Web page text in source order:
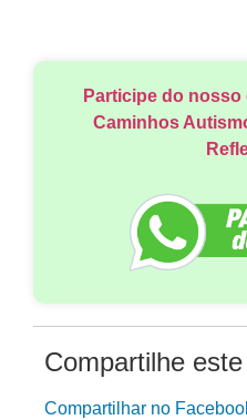
Participe do
Caminhos
Compartilhe
Compartilhar no